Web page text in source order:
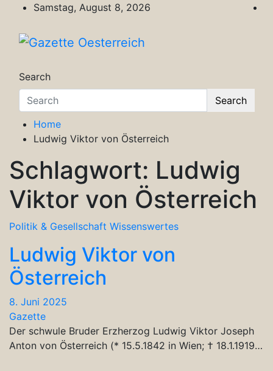
content
Samstag, August 8, 2026
Search
Search
Home
Ludwig Viktor von Österreich
Schlagwort: Ludwig
Viktor von Österreich
Politik & Gesellschaft Wissenswertes
Ludwig Viktor von
Österreich
8. Juni 2025
Gazette
Der schwule Bruder Erzherzog Ludwig Viktor Joseph
Anton von Österreich (* 15.5.1842 in Wien; † 18.1.1919…